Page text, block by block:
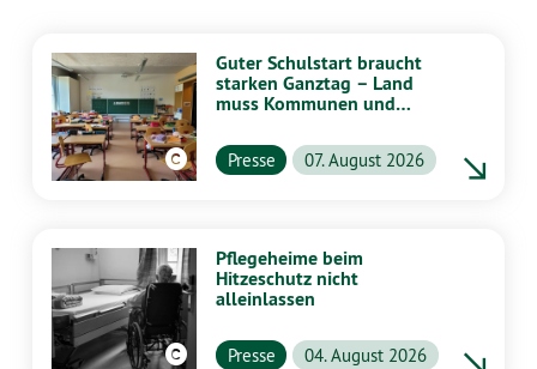
Guter Schulstart braucht
starken Ganztag – Land
muss Kommunen und
unterstützen
Presse 07. August 2026
Pflegeheime beim
Hitzeschutz nicht
alleinlassen
Presse 04. August 2026